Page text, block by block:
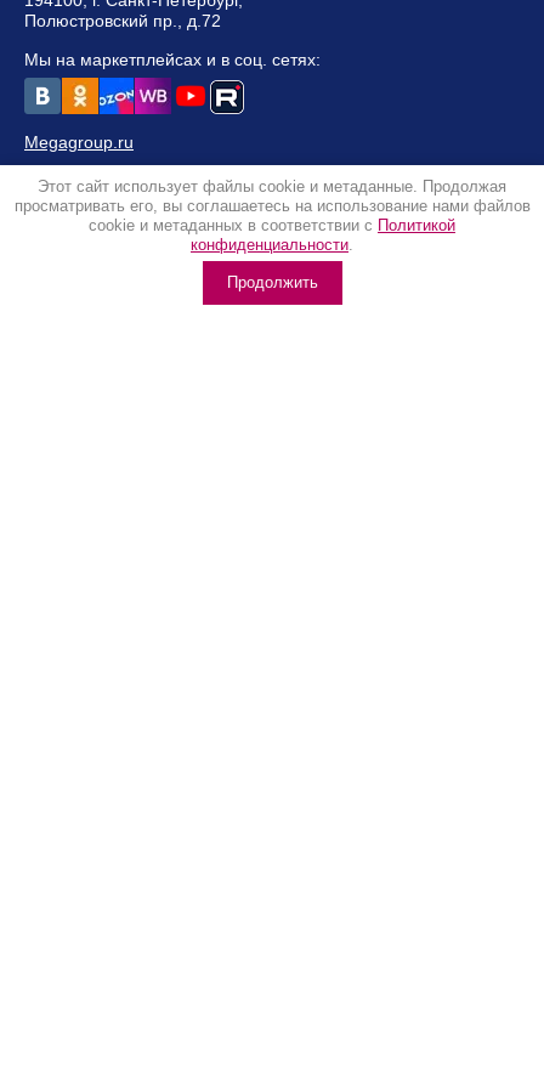
Этот сайт использует файлы cookie и метаданные. Продолжая
просматривать его, вы соглашаетесь на использование нами файлов
cookie и метаданных в соответствии с Политикой
конфиденциальности.
Продолжить
Полюстровский пр., д.72
Мы на маркетплейсах и в соц. сетях:
Megagroup.ru
Политика конфиденциальности